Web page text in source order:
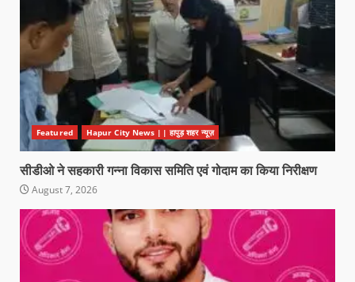
Featured Hapur City News || हापुड़ शहर न्यूज़
सीडीओ ने सहकारी गन्ना विकास समिति एवं गोदाम का किया निरीक्षण
August 7, 2026